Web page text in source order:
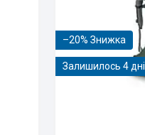
–20%
Залишилось 4 дні